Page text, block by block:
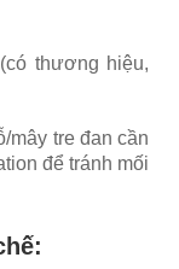
thương hiệu,
mây tre đan cần
để tránh mối